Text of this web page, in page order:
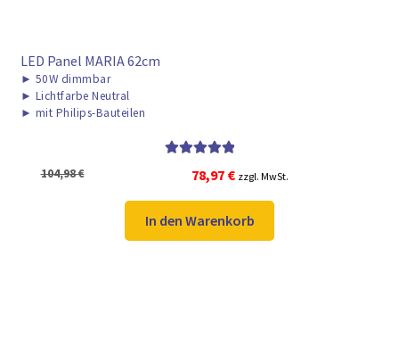
LED Panel MARIA 62cm
► 50W dimmbar
► Lichtfarbe Neutral
► mit Philips-Bauteilen
von 5
104,98€
Ursprünglicher
war:
104,98 €
78,97 €Aktueller
ist:
78,97 €.
zzgl. MwSt.
In den Warenkorb